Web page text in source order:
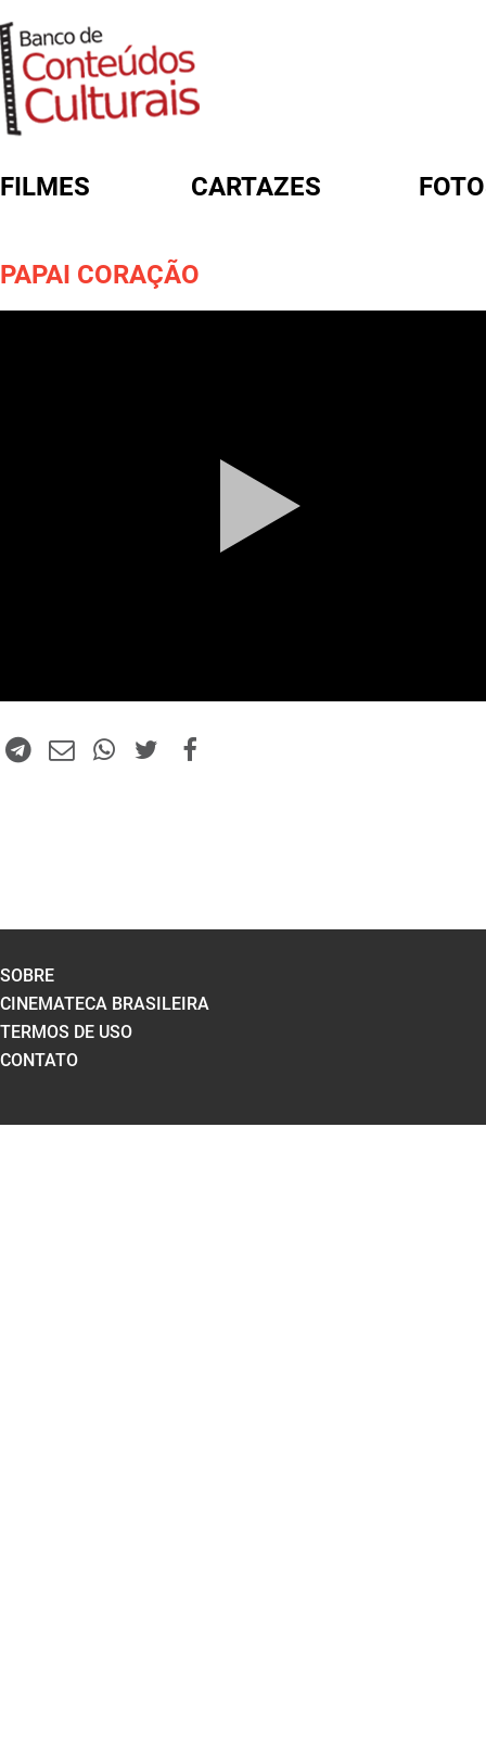
FILMES CARTAZES
PAPAI CORAÇÃO
FORMULÁRIO DE BUSCA
SOBRE
CINEMATECA BRASILEIRA
TERMOS DE USO
CONTATO